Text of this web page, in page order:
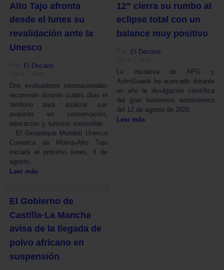
Alto Tajo afronta
desde el lunes su
revalidación ante la
Unesco
El Decano
Dos evaluadores internacionales
recorrerán durante cuatro días el
territorio para analizar sus
avances en conservación,
educación y turismo sostenible
El Geoparque Mundial Unesco
Comarca de Molina-Alto Tajo
iniciará el próximo lunes, 3 de
agosto, ...
Leer más
12” cierra su rumbo al
eclipse total con un
balance muy positivo
El Decano
La iniciativa de APG y
AstroGuada ha acercado durante
un año la divulgación científica
del gran fenómeno astronómico
del 12 de agosto de 2026.
Leer más
El Gobierno de
Castilla-La Mancha
avisa de la llegada de
polvo africano en
suspensión